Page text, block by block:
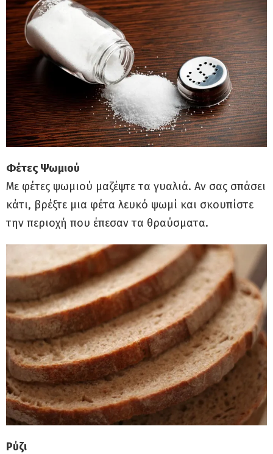
Φέτες Ψωμιού
Με φέτες ψωμιού μαζέψτε τα γυαλιά. Αν σας σπάσει
κάτι, βρέξτε μια φέτα λευκό ψωμί και σκουπίστε
την περιοχή που έπεσαν τα θραύσματα.
Ρύζι